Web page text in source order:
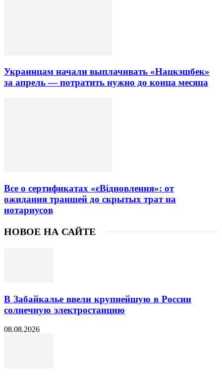
Украинцам начали выплачивать «Нацкэшбек»
за апрель — потратить нужно до конца месяца
Все о сертификатах «єВідновлення»: от
ожидания траншей до скрытых трат на
нотариусов
НОВОЕ НА САЙТЕ
В Забайкалье ввели крупнейшую в России
солнечную электростанцию
08.08.2026